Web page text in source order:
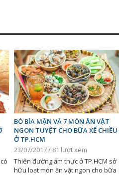
BÒ BÍA MẶN VÀ 7 MÓN ĂN VẶT
NGON TUYỆT CHO BỮA XẾ CHIỀU
Ở TP.HCM
23/07/2017 / 81 lượt xem
Thiên đường ẩm thực ở TP.HCM sở
hữu loạt món ăn vặt ngon cho bữa